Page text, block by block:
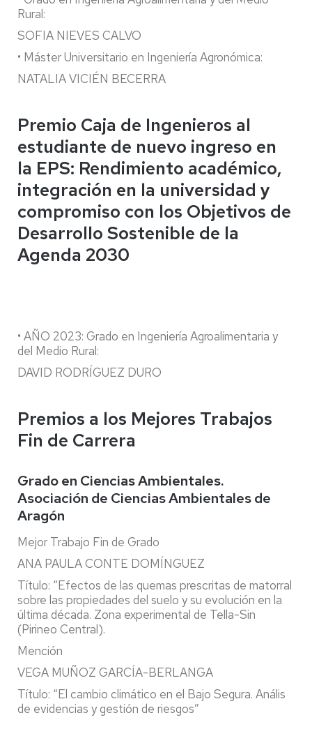
Rural:
SOFIA NIEVES CALVO
• Máster Universitario en Ingeniería Agronómica:
NATALIA VICIÉN BECERRA
Premio Caja de Ingenieros al
estudiante de nuevo ingreso en
la EPS: Rendimiento académico,
integración en la universidad y
compromiso con los Objetivos de
Desarrollo Sostenible de la
Agenda 2030
• AÑO 2023: Grado en Ingeniería Agroalimentaria y
del Medio Rural:
DAVID RODRÍGUEZ DURO
Premios a los Mejores Trabajos
Fin de Carrera
Grado en Ciencias Ambientales.
Asociación de Ciencias Ambientales de
Aragón
Mejor Trabajo Fin de Grado
ANA PAULA CONTE DOMÍNGUEZ
Título: “Efectos de las quemas prescritas de matorral
sobre las propiedades del suelo y su evolución en la
última década. Zona experimental de Tella-Sin
(Pirineo Central).
Mención
VEGA MUÑOZ GARCÍA-BERLANGA
Título: “El cambio climático en el Bajo Segura. Anális
de evidencias y gestión de riesgos”